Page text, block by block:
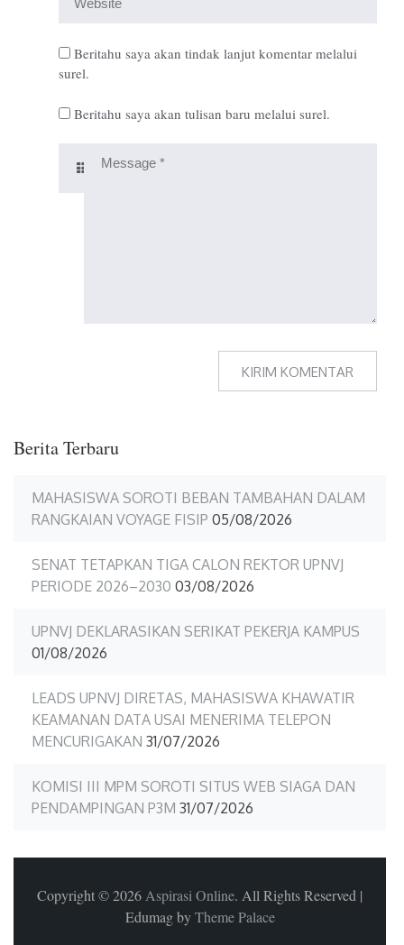
Beritahu saya akan tindak lanjut komentar melalui
surel.
Beritahu saya akan tulisan baru melalui surel.
Berita Terbaru
MAHASISWA SOROTI BEBAN TAMBAHAN DALAM
RANGKAIAN VOYAGE FISIP 05/08/2026
SENAT TETAPKAN TIGA CALON REKTOR UPNVJ
PERIODE 2026–2030 03/08/2026
UPNVJ DEKLARASIKAN SERIKAT PEKERJA KAMPUS
01/08/2026
LEADS UPNVJ DIRETAS, MAHASISWA KHAWATIR
KEAMANAN DATA USAI MENERIMA TELEPON
MENCURIGAKAN 31/07/2026
KOMISI III MPM SOROTI SITUS WEB SIAGA DAN
PENDAMPINGAN P3M 31/07/2026
Copyright © 2026 Aspirasi Online. All Rights Reserved |
Edumag byTheme Palace